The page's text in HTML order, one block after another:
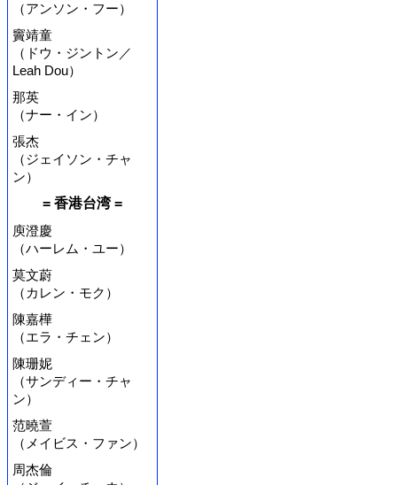
（アンソン・フー）
竇靖童
（ドウ・ジントン／
Leah Dou）
那英
（ナー・イン）
張杰
（ジェイソン・チャ
ン）
= 香港台湾 =
庾澄慶
（ハーレム・ユー）
莫文蔚
（カレン・モク）
陳嘉樺
（エラ・チェン）
陳珊妮
（サンディー・チャ
ン）
范曉萱
（メイビス・ファン）
周杰倫